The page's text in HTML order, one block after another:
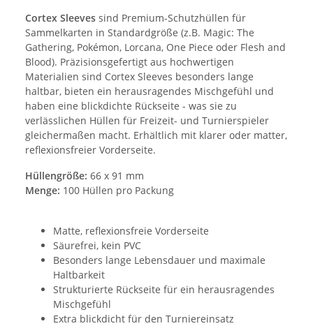
Cortex Sleeves sind Premium-Schutzhüllen für
Sammelkarten in Standardgröße (z.B. Magic: The
Gathering, Pokémon, Lorcana, One Piece oder Flesh and
Blood). Präzisionsgefertigt aus hochwertigen
Materialien sind Cortex Sleeves besonders lange
haltbar, bieten ein herausragendes Mischgefühl und
haben eine blickdichte Rückseite - was sie zu
verlässlichen Hüllen für Freizeit- und Turnierspieler
gleichermaßen macht. Erhältlich mit klarer oder matter,
reflexionsfreier Vorderseite.
Hüllengröße: 66 x 91 mm
Menge: 100 Hüllen pro Packung
Matte, reflexionsfreie Vorderseite
Säurefrei, kein PVC
Besonders lange Lebensdauer und maximale
Haltbarkeit
Strukturierte Rückseite für ein herausragendes
Mischgefühl
Extra blickdicht für den Turniereinsatz